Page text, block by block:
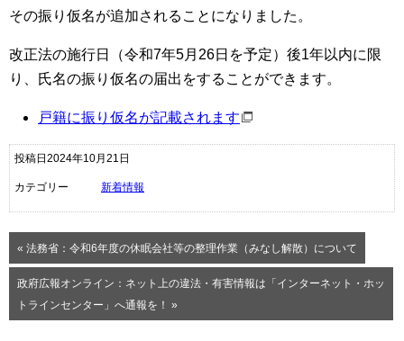
その振り仮名が追加されることになりました。
改正法の施行日（令和7年5月26日を予定）後1年以内に限
り、氏名の振り仮名の届出をすることができます。
戸籍に振り仮名が記載されます
投稿日2024年10月21日
カテゴリー 新着情報
« 法務省：令和6年度の休眠会社等の整理作業（みなし解散）について
政府広報オンライン：ネット上の違法・有害情報は「インターネット・ホッ
トラインセンター」へ通報を！ »